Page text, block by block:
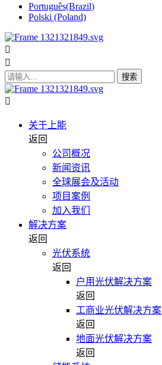
Português(Brazil)
Polski (Poland)
搜索
关于上能
返回
公司概况
新闻资讯
全球展会及活动
项目案例
加入我们
解决方案
返回
光伏系统
返回
户用光伏解决方案
返回
工商业光伏解决方案
返回
地面光伏解决方案
返回